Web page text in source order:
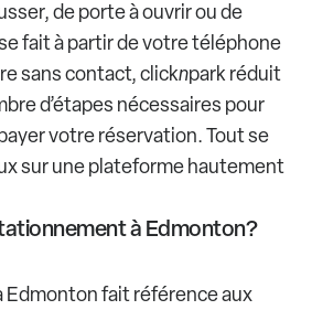
de porte à ouvrir ou de
fait à partir de votre téléphone
sans contact, clicknpark réduit
d’étapes nécessaires pour
votre réservation. Tout se
sur une plateforme hautement
à Edmonton?
fait référence aux